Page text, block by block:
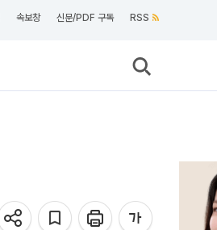
속보창 신문/PDF 구독 RSS